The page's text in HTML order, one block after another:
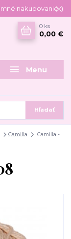
nakupovanie :)
Menu
Hľadať
0 ks
0,00 €
Camilla
Camilla -